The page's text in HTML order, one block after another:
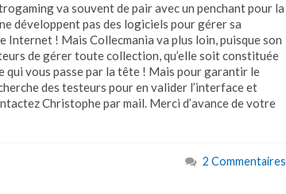
va souvent de pair avec un penchant pour la
développent pas des logiciels pour gérer sa
! Mais Collecmania va plus loin, puisque son
de gérer toute collection, qu’elle soit constituée
qui vous passe par la tête ! Mais pour garantir le
des testeurs pour en valider l’interface et
Christophe par mail. Merci d’avance de votre
2 Commentaires